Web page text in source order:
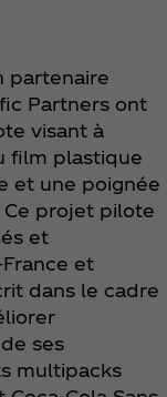
partenaire
Partners ont
visant à
film plastique
et une poignée
projet pilote
et
et
dans le cadre
ses
multipacks